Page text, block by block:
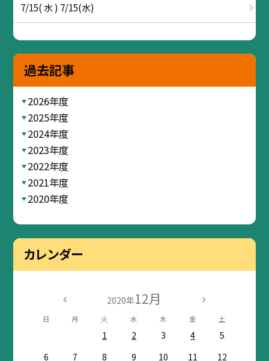
7/15( 水 ) 7/15(水)
過去記事
2026年度
2025年度
2024年度
2023年度
2022年度
2021年度
2020年度
カレンダー
2020年12月
日 月 火 水 木 金 土
1 2 3 4
5
6
7 8 9 10 11
12